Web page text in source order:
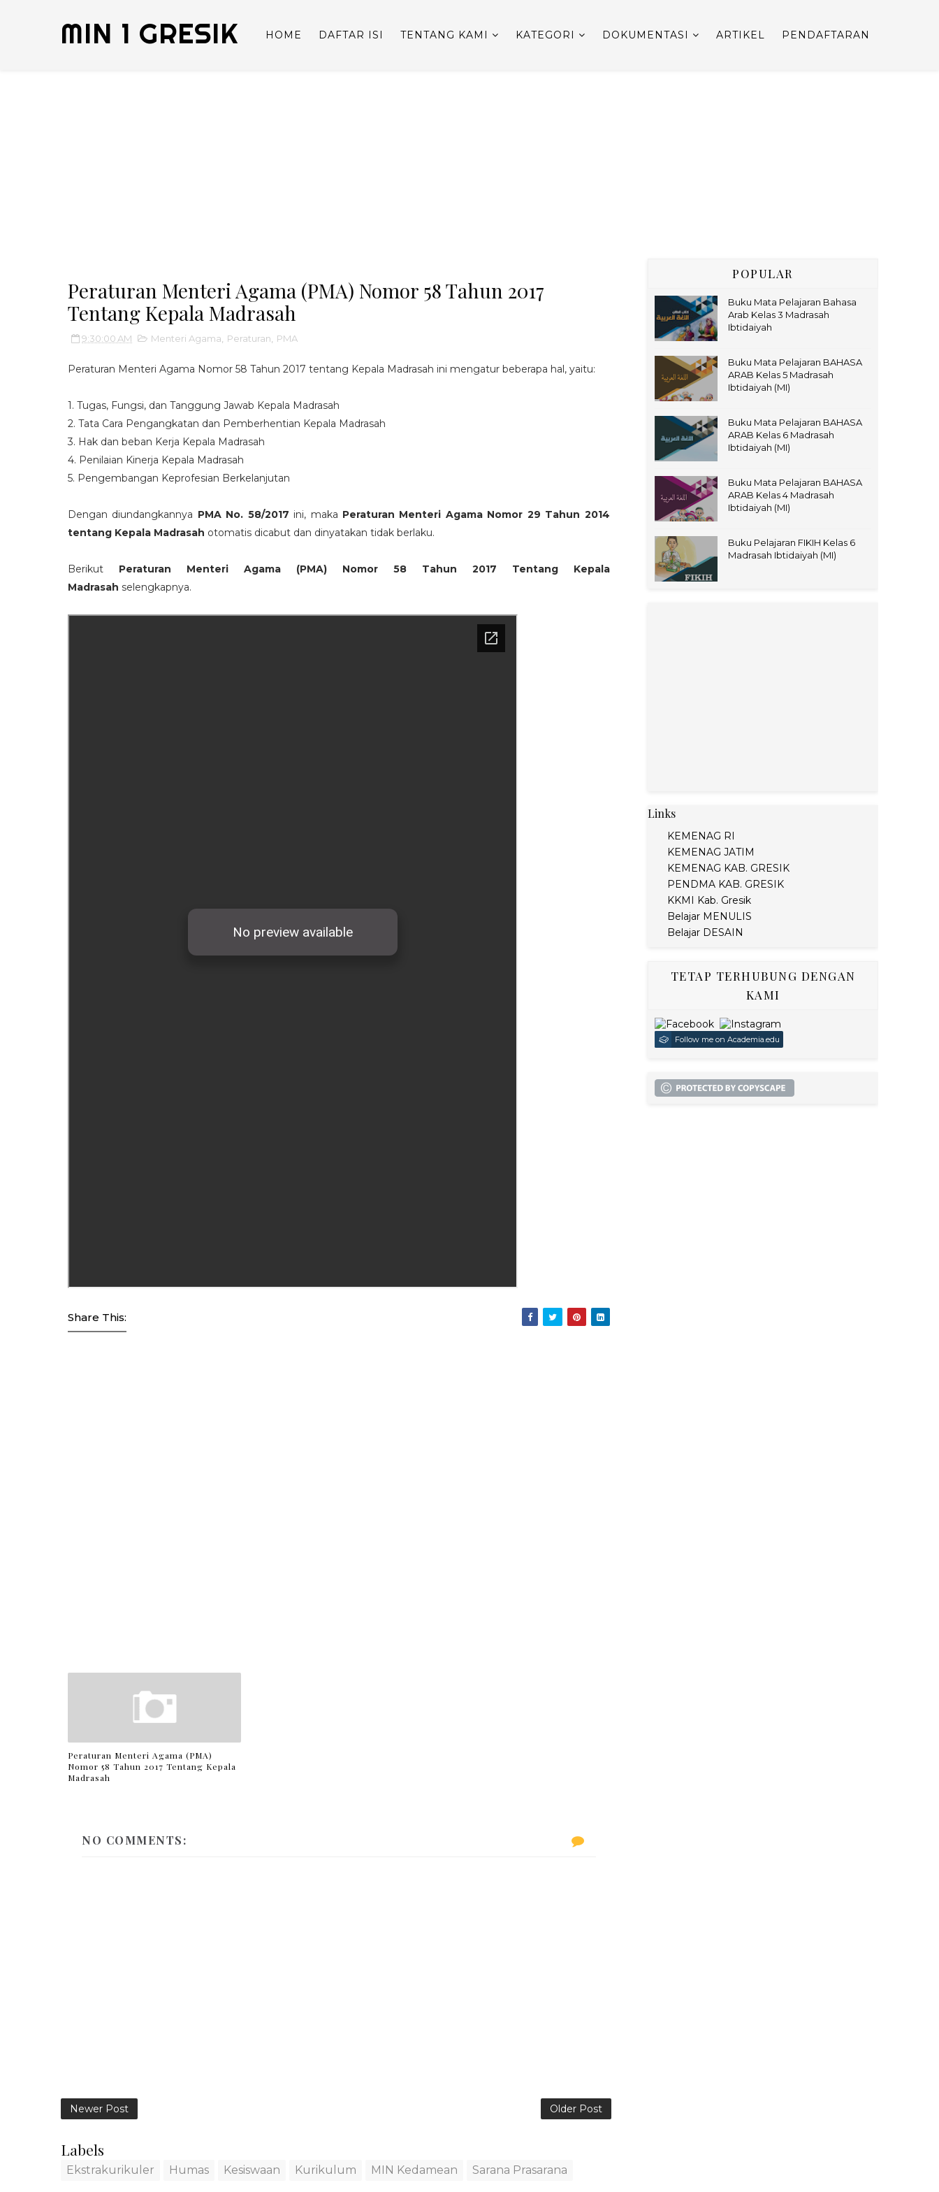
MIN 1 GRESIK HOME DAFTAR ISI TENTANG KAMI KATEGORI DOKUMENTASI ARTIKEL PENDAFTARAN
Peraturan Menteri Agama (PMA) Nomor 58 Tahun 2017
Tentang Kepala Madrasah
9:30:00 AM Menteri Agama Peraturan PMA
Peraturan Menteri Agama Nomor 58 Tahun 2017 tentang Kepala Madrasah ini mengatur beberapa hal, yaitu:
1. Tugas, Fungsi, dan Tanggung Jawab Kepala Madrasah
2. Tata Cara Pengangkatan dan Pemberhentian Kepala Madrasah
3. Hak dan beban Kerja Kepala Madrasah
4. Penilaian Kinerja Kepala Madrasah
5. Pengembangan Keprofesian Berkelanjutan
Dengan diundangkannya PMA No. 58/2017 ini, maka Peraturan Menteri Agama Nomor 29 Tahun 2014
tentang Kepala Madrasah otomatis dicabut dan dinyatakan tidak berlaku.
Berikut Peraturan Menteri Agama (PMA) Nomor 58 Tahun 2017 Tentang Kepala
Madrasah selengkapnya.
Share This:
Peraturan Menteri Agama (PMA)
Nomor 58 Tahun 2017 Tentang Kepala
Madrasah
NO COMMENTS:
Newer Post Older Post
Labels
Ekstrakurikuler Humas Kesiswaan Kurikulum MIN Kedamean Sarana Prasarana
POPULAR
Buku Mata Pelajaran Bahasa
Arab Kelas 3 Madrasah
Ibtidaiyah
Buku Mata Pelajaran BAHASA
ARAB Kelas 5 Madrasah
Ibtidaiyah (MI)
Buku Mata Pelajaran BAHASA
ARAB Kelas 6 Madrasah
Ibtidaiyah (MI)
Buku Mata Pelajaran BAHASA
ARAB Kelas 4 Madrasah
Ibtidaiyah (MI)
Buku Pelajaran FIKIH Kelas 6
Madrasah Ibtidaiyah (MI)
Links
KEMENAG RI
KEMENAG JATIM
KEMENAG KAB. GRESIK
PENDMA KAB. GRESIK
KKMI Kab. Gresik
Belajar MENULIS
Belajar DESAIN
TETAP TERHUBUNG DENGAN
KAMI
Follow me on Academia.edu